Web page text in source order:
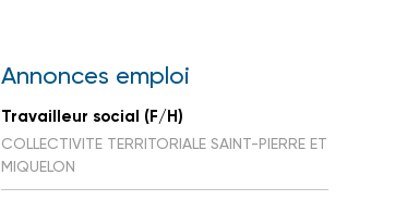
Annonces emploi
Travailleur social (F/H)
COLLECTIVITE TERRITORIALE SAINT-PIERRE ET
MIQUELON